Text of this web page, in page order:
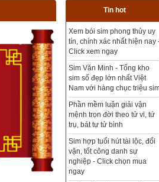
Tin hot
Tổng kho sim phong thủy -
Sim hợp tuổi - Sim hợp
Xem bói sim phong thủy
theo khoa học tử vi, tứ trụ
chính xác nhất
Mua sim Thần tài, Thần tài
theo bạn! Giao sim miễn phí
Xem ngày đẹp - chọn ngày
tốt khởi sự theo kinh dịch
chính xác nhất